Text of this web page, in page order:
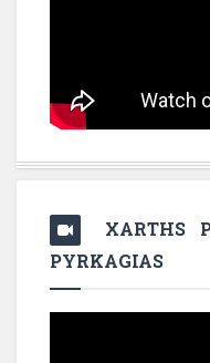
XARTHS
PYRKAGIAS